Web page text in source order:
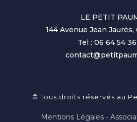
LE PETIT
144 Avenue Jean
Tel : 06 64 54
© Tous droits réservés au
Mentions Légales -